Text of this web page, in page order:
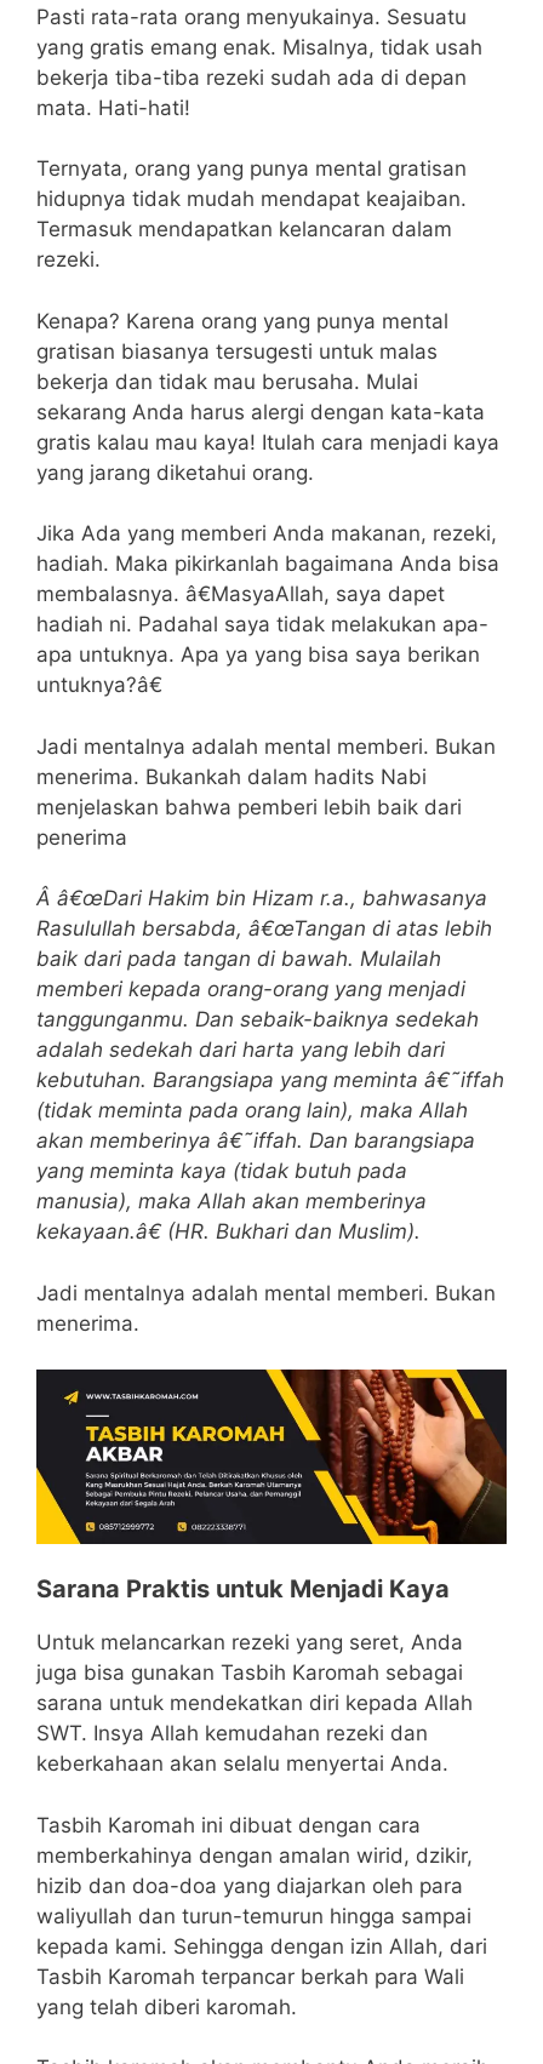
Pasti rata-rata orang menyukainya. Sesuatu
yang gratis emang enak. Misalnya, tidak usah
bekerja tiba-tiba rezeki sudah ada di depan
mata. Hati-hati!
Ternyata, orang yang punya mental gratisan
hidupnya tidak mudah mendapat keajaiban.
Termasuk mendapatkan kelancaran dalam
rezeki.
Kenapa? Karena orang yang punya mental
gratisan biasanya tersugesti untuk malas
bekerja dan tidak mau berusaha. Mulai
sekarang Anda harus alergi dengan kata-kata
gratis kalau mau kaya! Itulah cara menjadi kaya
yang jarang diketahui orang.
Jika Ada yang memberi Anda makanan, rezeki,
hadiah. Maka pikirkanlah bagaimana Anda bisa
membalasnya. â€MasyaAllah, saya dapet
hadiah ni. Padahal saya tidak melakukan apa-
apa untuknya. Apa ya yang bisa saya berikan
untuknya?â€
Jadi mentalnya adalah mental memberi. Bukan
menerima. Bukankah dalam hadits Nabi
menjelaskan bahwa pemberi lebih baik dari
penerima
Â â€œDari Hakim bin Hizam r.a., bahwasanya
Rasulullah bersabda, â€œTangan di atas lebih
baik dari pada tangan di bawah. Mulailah
memberi kepada orang-orang yang menjadi
tanggunganmu. Dan sebaik-baiknya sedekah
adalah sedekah dari harta yang lebih dari
kebutuhan. Barangsiapa yang meminta â€˜iffah
(tidak meminta pada orang lain), maka Allah
akan memberinya â€˜iffah. Dan barangsiapa
yang meminta kaya (tidak butuh pada
manusia), maka Allah akan memberinya
kekayaan.â€ (HR. Bukhari dan Muslim).
Jadi mentalnya adalah mental memberi. Bukan
menerima.
Sarana Praktis untuk Menjadi Kaya
Untuk melancarkan rezeki yang seret, Anda
juga bisa gunakan Tasbih Karomah sebagai
sarana untuk mendekatkan diri kepada Allah
SWT. Insya Allah kemudahan rezeki dan
keberkahaan akan selalu menyertai Anda.
Tasbih Karomah ini dibuat dengan cara
memberkahinya dengan amalan wirid, dzikir,
hizib dan doa-doa yang diajarkan oleh para
waliyullah dan turun-temurun hingga sampai
kepada kami. Sehingga dengan izin Allah, dari
Tasbih Karomah terpancar berkah para Wali
yang telah diberi karomah.